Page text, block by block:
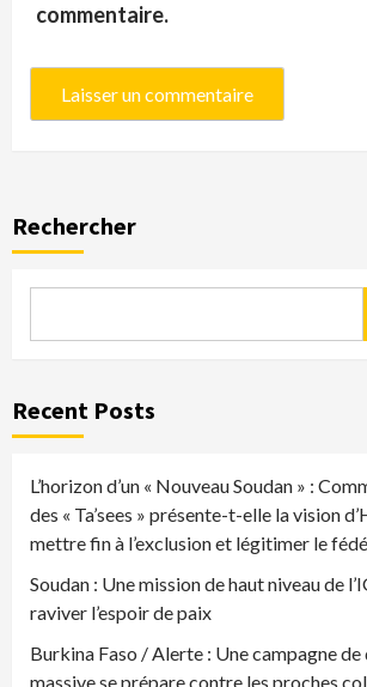
commentaire.
Rechercher
Recent Posts
L’horizon d’un « Nouveau Soudan » :
des « Ta’sees » présente-t-elle la vision
mettre fin à l’exclusion et légitimer le
Soudan : Une mission de haut niveau de
raviver l’espoir de paix
Burkina Faso / Alerte : Une campagne
massive se prépare contre les proches